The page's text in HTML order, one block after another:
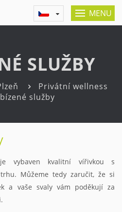
MENU
SLUŽBY
Privátní wellness
služby
vybaven kvalitní vířivkou s
Můžeme tedy zaručit, že si
a vaše svaly vám poděkují za